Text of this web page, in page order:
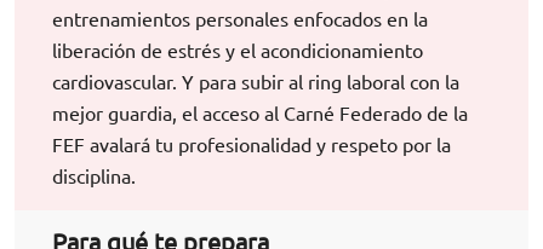
entrenamientos personales enfocados en la
liberación de estrés y el acondicionamiento
cardiovascular. Y para subir al ring laboral con la
mejor guardia, el acceso al Carné Federado de la
FEF avalará tu profesionalidad y respeto por la
disciplina.
Para qué te prepara